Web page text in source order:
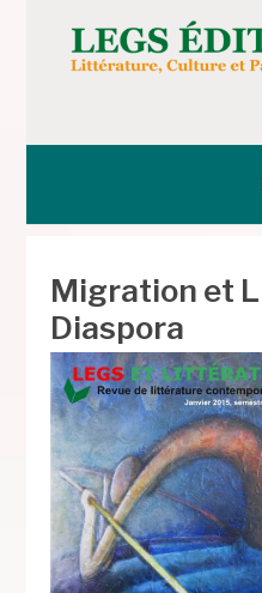
contenuLEGS
Migration et
Diaspora